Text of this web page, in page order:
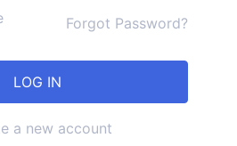
Forgot Password?
a new account